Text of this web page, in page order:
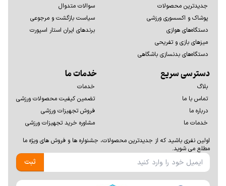
جدیدترین محصولات
پوشاک و اکسسوری ورزشی
دستگاه‌های هوازی
میزهای بازی و تفریحی
دستگاه‌های بدنسازی باشگاهی
سوالات متدوال
سیاست بازگشت و مرجوعی
برندهای ایران استار اسپورت
دسترسی سریع
بلاگ
تماس با ما
درباره ما
خدمات ما
خدمات ما
خدمات
تضمین کیفیت محصولات ورزشی
فروش تجهیزات ورزشی
مشاوره خرید تجهیزات ورزشی
اولين نفری باشيد كه از جديدترين محصولات، جشنواره ها و فروش های ويژه ما
مطلع می شوید.
ثبت